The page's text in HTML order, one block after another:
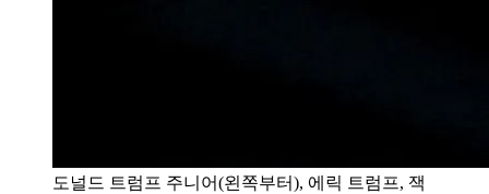
도널드 트럼프 주니어(왼쪽부터), 에릭 트럼프, 잭